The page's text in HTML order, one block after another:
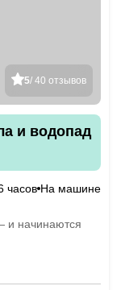
5/ 40 отзывов
и водопад
часов На машине
и начинаются